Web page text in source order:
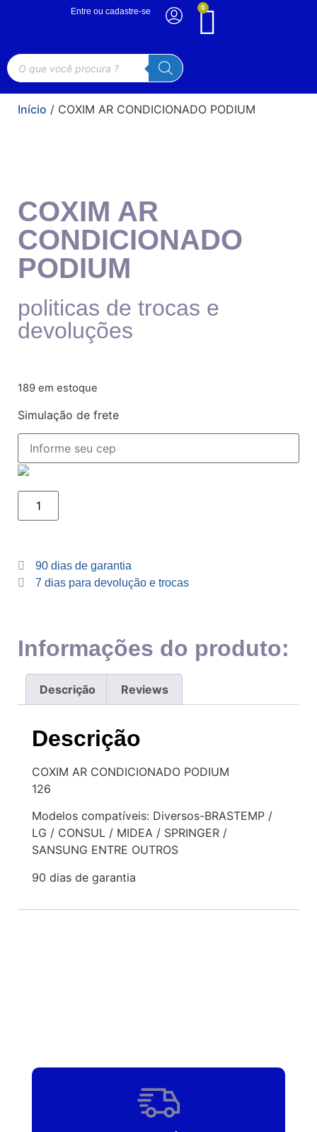
0
Entre ou cadastre-se
Início / COXIM AR CONDICIONADO PODIUM
COXIM AR
CONDICIONADO
PODIUM
politicas de trocas e
devoluções
189 em estoque
Simulação de frete
90 dias de garantia
7 dias para devolução e trocas
Informações do produto:
Descrição Reviews
Descrição
COXIM AR CONDICIONADO PODIUM
126
Modelos compatíveis: Diversos-BRASTEMP /
LG / CONSUL / MIDEA / SPRINGER /
SANSUNG ENTRE OUTROS
90 dias de garantia